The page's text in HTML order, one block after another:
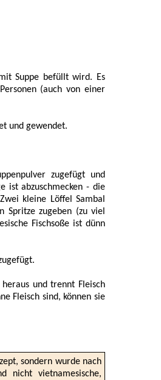
Suppe befüllt wird. Es
(auch von einer
und gewendet.
zugefügt und
ist abzuschmecken - die
kleine Löffel Sambal
Spritze zugeben (zu viel
Fischsoße ist dünn
und trennt Fleisch
Fleisch sind, können sie
sondern wurde nach
nicht vietnamesische,